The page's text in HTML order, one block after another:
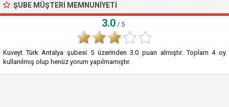
ŞUBE MÜŞTERI MEMNUNIYETI
3.0 / 5
Kuveyt Türk Antalya şubesi 5üzerinden3.0 puan almıştır. Toplam4oy
kullanılmış olup henüz yorum yapılmamıştır.